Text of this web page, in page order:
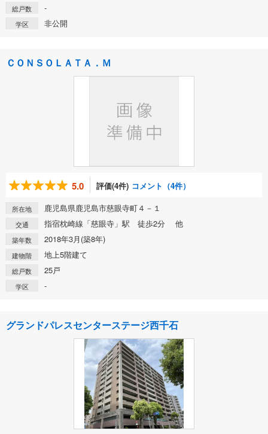
総戸数 -
学区 非公開
ＣＯＮＳＯＬＡＴＡ．Ｍ
5.0 評価(4件) コメント（4件）
所在地 鹿児島県鹿児島市慈眼寺町４－１
交通 指宿枕崎線「慈眼寺」駅 徒歩2分 他
築年数 2018年3月(築8年)
建物階 地上5階建て
総戸数 25戸
学区 -
グランドパレスセンターステージ西千石